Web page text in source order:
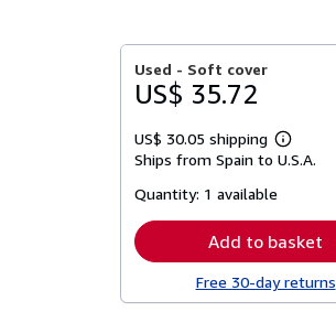
Used - Soft cover
US$ 35.72
US$ 30.05 shipping
Learn
more
Ships from Spain to U.S.A.
Quantity: 1 available
Add to basket
Free 30-day returns